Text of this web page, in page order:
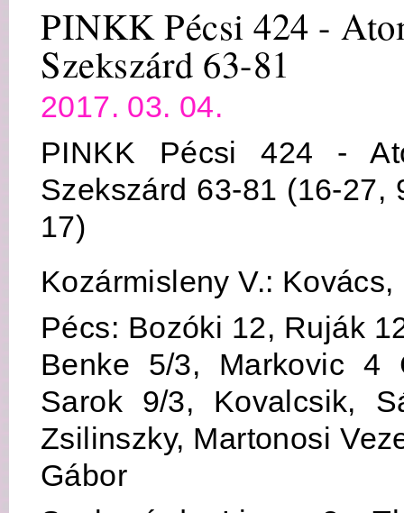
PINKK Pécsi 424 -
Szekszárd 63-81
2017. 03. 04.
PINKK Pécsi 424 -
Szekszárd 63-81 (16-27,
17)
Kozármisleny V.:
Pécs: Bozóki 12, Ruják
Benke 5/3, Markovic 4
Sarok 9/3, Kovalcsik,
Zsilinszky, Martonosi
Gábor